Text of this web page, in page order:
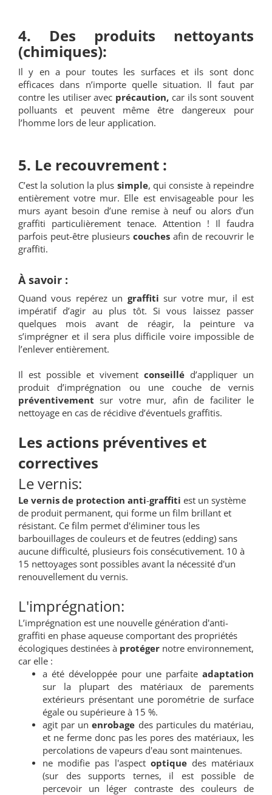
4. Des produits nettoyants
(chimiques):
Il y en a pour toutes les surfaces et ils sont donc
efficaces dans n’importe quelle situation. Il faut par
contre les utiliser avec précaution, car ils sont souvent
polluants et peuvent même être dangereux pour
l’homme lors de leur application.
5. Le recouvrement :
C’est la solution la plus simple, qui consiste à repeindre
entièrement votre mur. Elle est envisageable pour les
murs ayant besoin d’une remise à neuf ou alors d’un
graffiti particulièrement tenace. Attention ! Il faudra
parfois peut-être plusieurs couches afin de recouvrir le
graffiti.
À savoir :
Quand vous repérez un graffitisur votre mur, il est
impératif d’agir au plus tôt. Si vous laissez passer
quelques mois avant de réagir, la peinture va
s’imprégner et il sera plus difficile voire impossible de
l’enlever entièrement.
Il est possible et vivement conseillé d’appliquer un
produit d’imprégnation ou une couche de vernis
préventivementsur votre mur, afin de faciliter le
nettoyage en cas de récidive d’éventuels graffitis.
Les actions préventives et
correctives
Le vernis:
Le vernis de protection anti-graffiti est un système
de produit permanent, qui forme un film brillant et
résistant. Ce film permet d'éliminer tous les
barbouillages de couleurs et de feutres (edding) sans
aucune difficulté, plusieurs fois consécutivement. 10 à
15 nettoyages sont possibles avant la nécessité d'un
renouvellement du vernis.
L'imprégnation:
L’imprégnation est une nouvelle génération d'anti-
graffiti en phase aqueuse comportant des propriétés
écologiques destinées à protéger notre environnement,
car elle :
a été développée pour une parfaite adaptation
sur la plupart des matériaux de parements
extérieurs présentant une porométrie de surface
égale ou supérieure à 15 %.
agit par unenrobage des particules du matériau,
et ne ferme donc pas les pores des matériaux, les
percolations de vapeurs d'eau sont maintenues.
ne modifie pas l'aspect optique des matériaux
(sur des supports ternes, il est possible de
percevoir un léger contraste des couleurs de